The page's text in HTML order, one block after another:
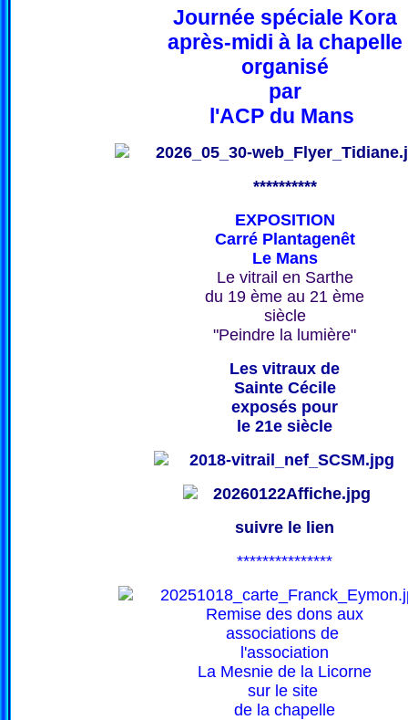
Journée spéciale Kora
après-midi à la chapelle
organisé
par
l'ACP du Mans
**********
EXPOSITION
Carré Plantagenêt
Le Mans
Le vitrail en Sarthe
du 19 ème au 21 ème
siècle
"Peindre la lumière"
Les vitraux de
Sainte Cécile
exposés pour
le 21e siècle
suivre le lien
***************
Remise des dons aux
associations de
l'association
La Mesnie de la Licorne
sur le site
de la chapelle